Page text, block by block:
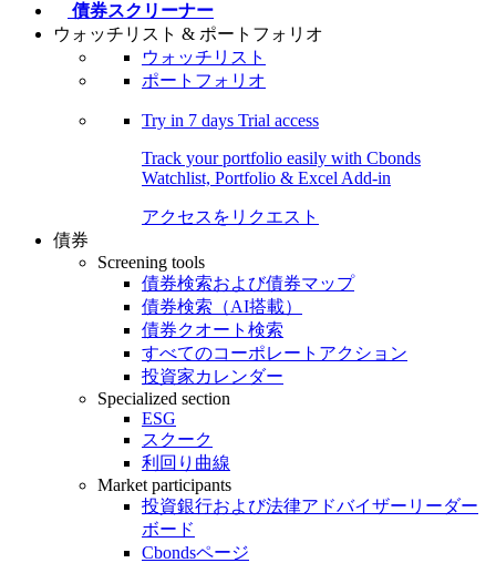
債券スクリーナー
ウォッチリスト & ポートフォリオ
ウォッチリスト
ポートフォリオ
Try in 7 days Trial access
Track your portfolio easily with Cbonds
Watchlist, Portfolio & Excel Add-in
アクセスをリクエスト
債券
Screening tools
債券検索および債券マップ
債券検索（AI搭載）
債券クオート検索
すべてのコーポレートアクション
投資家カレンダー
Specialized section
ESG
スクーク
利回り曲線
Market participants
投資銀行および法律アドバイザーリーダー
ボード
Cbondsページ